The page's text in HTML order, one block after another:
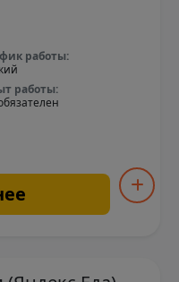
работы:
работы: